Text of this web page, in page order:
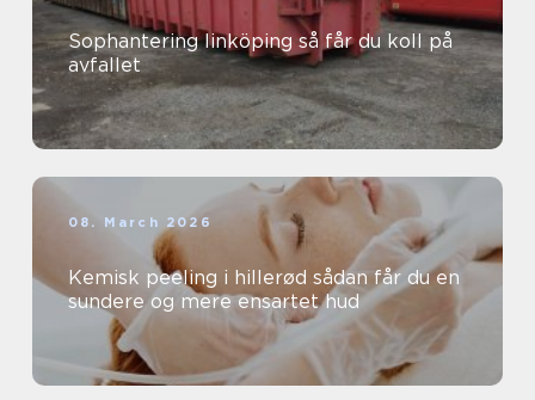
Sophantering linköping så får du koll på
avfallet
08. March 2026
Kemisk peeling i hillerød sådan får du en
sundere og mere ensartet hud